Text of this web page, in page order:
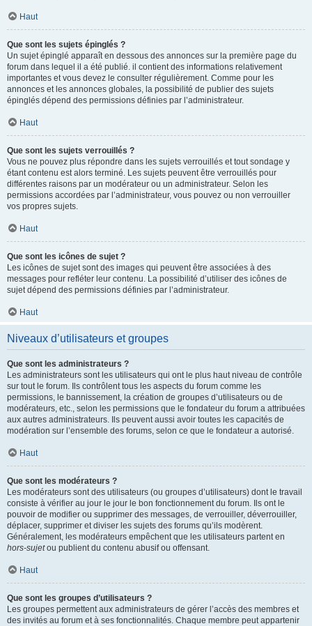
Haut
Que sont les sujets épinglés ?
Un sujet épinglé apparaît en dessous des annonces sur la première page du
forum dans lequel il a été publié. il contient des informations relativement
importantes et vous devez le consulter régulièrement. Comme pour les
annonces et les annonces globales, la possibilité de publier des sujets
épinglés dépend des permissions définies par l’administrateur.
Haut
Que sont les sujets verrouillés ?
Vous ne pouvez plus répondre dans les sujets verrouillés et tout sondage y
étant contenu est alors terminé. Les sujets peuvent être verrouillés pour
différentes raisons par un modérateur ou un administrateur. Selon les
permissions accordées par l’administrateur, vous pouvez ou non verrouiller
vos propres sujets.
Haut
Que sont les icônes de sujet ?
Les icônes de sujet sont des images qui peuvent être associées à des
messages pour refléter leur contenu. La possibilité d’utiliser des icônes de
sujet dépend des permissions définies par l’administrateur.
Haut
Niveaux d’utilisateurs et groupes
Que sont les administrateurs ?
Les administrateurs sont les utilisateurs qui ont le plus haut niveau de contrôle
sur tout le forum. Ils contrôlent tous les aspects du forum comme les
permissions, le bannissement, la création de groupes d’utilisateurs ou de
modérateurs, etc., selon les permissions que le fondateur du forum a attribuées
aux autres administrateurs. Ils peuvent aussi avoir toutes les capacités de
modération sur l’ensemble des forums, selon ce que le fondateur a autorisé.
Haut
Que sont les modérateurs ?
Les modérateurs sont des utilisateurs (ou groupes d’utilisateurs) dont le travail
consiste à vérifier au jour le jour le bon fonctionnement du forum. Ils ont le
pouvoir de modifier ou supprimer des messages, de verrouiller, déverrouiller,
déplacer, supprimer et diviser les sujets des forums qu’ils modèrent.
Généralement, les modérateurs empêchent que les utilisateurs partent en
hors-sujetou publient du contenu abusif ou offensant.
Haut
Que sont les groupes d’utilisateurs ?
Les groupes permettent aux administrateurs de gérer l’accès des membres et
des invités au forum et à ses fonctionnalités. Chaque membre peut appartenir